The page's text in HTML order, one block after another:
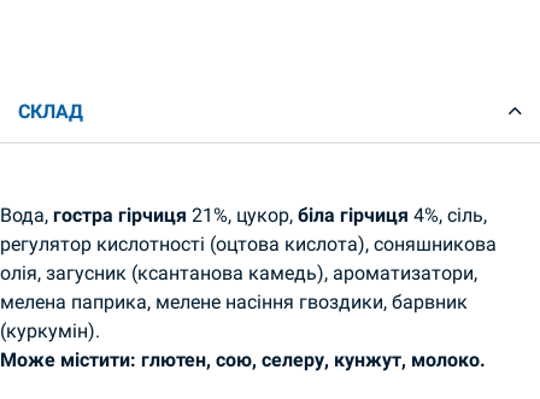
СКЛАД
Вода, гостра гірчиця 21%, цукор, біла гірчиця 4%, сіль,
регулятор кислотності (оцтова кислота), соняшникова
олія, загусник (ксантанова камедь), ароматизатори,
мелена паприка, мелене насіння гвоздики, барвник
(куркумін).
Може містити: глютен, сою, селеру, кунжут, молоко.